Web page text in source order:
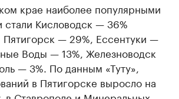
крае наиболее популярными
стали Кисловодск — 36%
— 29%, Ессентуки —
Воды — 13%, Железноводск
— 3%. По данным «Туту»,
в Пятигорске выросло на